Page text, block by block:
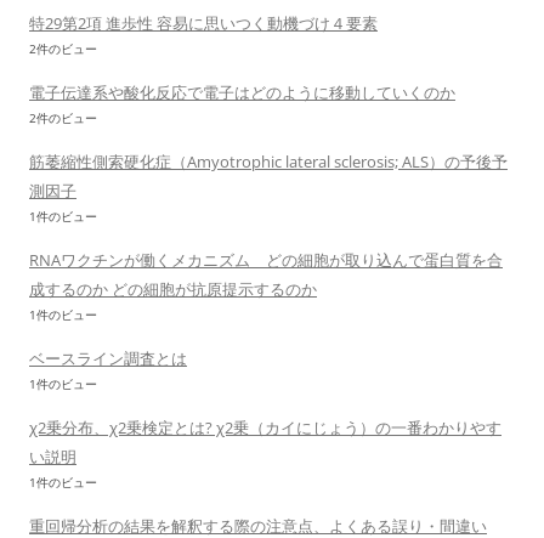
特29第2項 進歩性 容易に思いつく動機づけ４要素
2件のビュー
電子伝達系や酸化反応で電子はどのように移動していくのか
2件のビュー
筋萎縮性側索硬化症（Amyotrophic lateral sclerosis; ALS）の予後予
測因子
1件のビュー
RNAワクチンが働くメカニズム どの細胞が取り込んで蛋白質を合
成するのか どの細胞が抗原提示するのか
1件のビュー
ベースライン調査とは
1件のビュー
χ2乗分布、χ2乗検定とは? χ2乗（カイにじょう）の一番わかりやす
い説明
1件のビュー
重回帰分析の結果を解釈する際の注意点、よくある誤り・間違い